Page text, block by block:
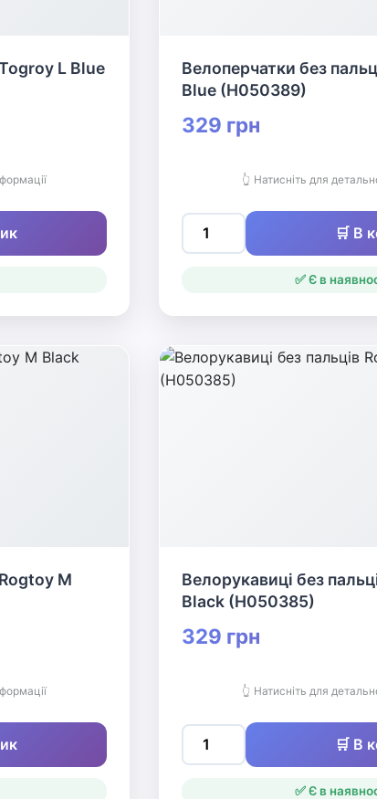
L Blue
Велоперчатки без
Blue (H050389)
329 грн
👆 Натисніть для
🛒 В
✅ Є в
M
Велорукавиці без
Black (H050385)
329 грн
👆 Натисніть для
🛒 В
✅ Є в